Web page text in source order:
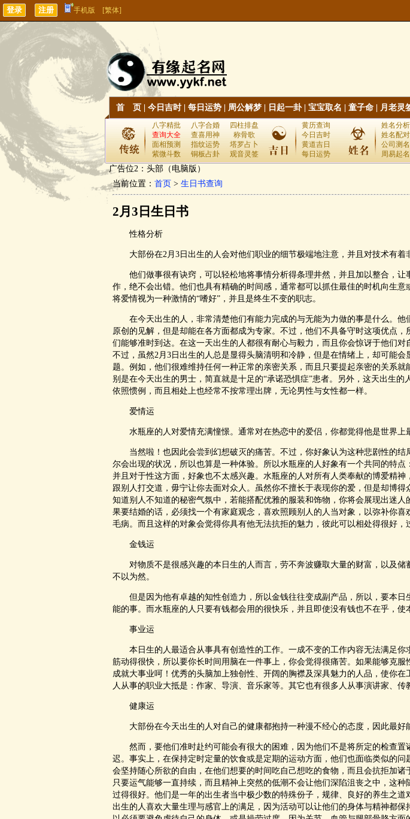
手机版 [繁体]
首 页 今日吉时| 每日运势 周公解梦 日起一卦| 宝宝取名 童子命 月老灵
八字精批 八字合婚
四柱排盘
查询大全
查喜用神
称骨歌
面相预测
指纹运势
塔罗占卜
紫微斗数
铜板占卦 观音灵签
黄历查询
今日吉时
黄道吉日
每日运势
姓名分析
姓名配对
公司测名
周易起名
广告位2：头部（电脑版）
当前位置： 首页 > 生日书查询
2月3日生日书
性格分析
大部份在2月3日出生的人会对他们职业的细节极端地注意，并且对技术有着
他们做事很有诀窍，可以轻松地将事情分析得条理井然，并且加以整合，让
作，绝不会出错。他们也具有精确的时间感，通常都可以抓住最佳的时机向生意
将爱情视为一种激情的“嗜好”，并且是终生不变的职志。
在今天出生的人，非常清楚他们有能力完成的与无能为力做的事是什么。他
原创的见解，但是却能在各方面都成为专家。不过，他们不具备守时这项优点，
们能够准时到达。在这一天出生的人都很有耐心与毅力，而且你会惊讶于他们对
不过，虽然2月3日出生的人总是显得头脑清明和冷静，但是在情绪上，却可能会
题。例如，他们很难维持任何一种正常的亲密关系，而且只要提起亲密的关系就
别是在今天出生的男士，简直就是十足的“承诺恐惧症”患者。另外，这天出生的
依照惯例，而且相处上也经常不按常理出牌，无论男性与女性都一样。
爱情运
水瓶座的人对爱情充满憧憬。通常对在热恋中的爱侣，你都觉得他是世界上
当然啦！也因此会尝到幻想破灭的痛苦。不过，你好象认为这种悲剧性的结
尔会出现的状况，所以也算是一种体验。所以水瓶座的人好象有一个共同的特点
并且对于性这方面，好象也不太感兴趣。水瓶座的人对所有人类奉献的博爱精神
跟别人打交道，毋宁让你去面对众人。虽然你不擅长于表现你的爱，但是却博得
知道别人不知道的秘密气氛中，若能搭配优雅的服装和饰物，你将会展现出迷人
果要结婚的话，必须找一个有家庭观念，喜欢照顾别人的人当对象，以弥补你喜
毛病。而且这样的对象会觉得你具有他无法抗拒的魅力，彼此可以相处得很好，
金钱运
对物质不是很感兴趣的本日生的人而言，劳不奔波赚取大量的财富，以及储
不以为然。
但是因为他有卓越的知性创造力，所以金钱往往变成副产品，所以，要本日
能的事。而水瓶座的人只要有钱都会用的很快乐，并且即使没有钱也不在乎，使
事业运
本日生的人最适合从事具有创造性的工作。一成不变的工作内容无法满足你
筋动得很快，所以要你长时间用脑在一件事上，你会觉得很痛苦。如果能够克服
成就大事业呵！优秀的头脑加上独创性、开阔的胸襟及深具魅力的人品，使你在
人从事的职业大抵是：作家、导演、音乐家等。其它也有很多人从事演讲家、传
健康运
大部份在今天出生的人对自己的健康都抱持一种漫不经心的态度，因此最好
然而，要他们准时赴约可能会有很大的困难，因为他们不是将所定的检查置
迟。事实上，在保持定时定量的饮食或是定期的运动方面，他们也面临类似的问
会坚持随心所欲的自由，在他们想要的时间吃自己想吃的食物，而且会抗拒加诸
只要运气能够一直持续，而且精神上突然的低潮不会让他们深陷沮丧之中，这种
过得很好。他们是一年的出生者当中极少数的特殊份子，规律、良好的养生之道
出生的人喜欢大量生理与感官上的满足，因为活动可以让他们的身体与精神都保